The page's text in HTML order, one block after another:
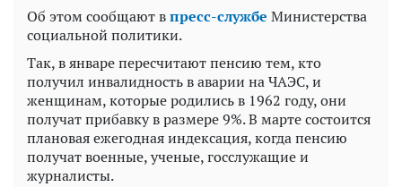
Об этом сообщают впресс-службе Министерства
социальной политики.
Так, в январе пересчитают пенсию тем, кто
получил инвалидность в аварии на ЧАЭС, и
женщинам, которые родились в 1962 году, они
получат прибавку в размере 9%. В марте состоится
плановая ежегодная индексация, когда пенсию
получат военные, ученые, госслужащие и
журналисты.